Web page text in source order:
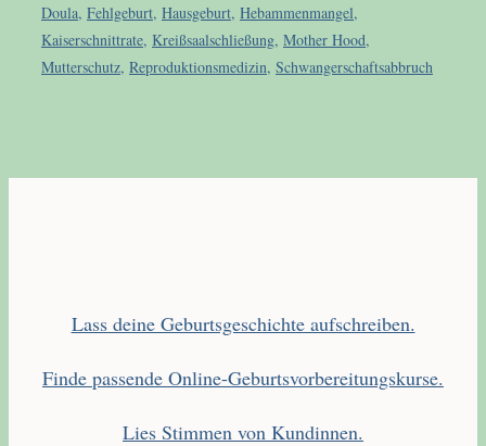
Doula, Fehlgeburt, Hausgeburt, Hebammenmangel,
Kaiserschnittrate, Kreißsaalschließung, Mother Hood,
Mutterschutz, Reproduktionsmedizin, Schwangerschaftsabbruch
Lass deine Geburtsgeschichte aufschreiben.
Finde passende Online-Geburtsvorbereitungskurse.
Lies Stimmen von Kundinnen.